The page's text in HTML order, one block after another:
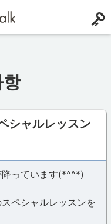
항
シャルレッスン
っています(*^^*)
ペシャルレッスンを